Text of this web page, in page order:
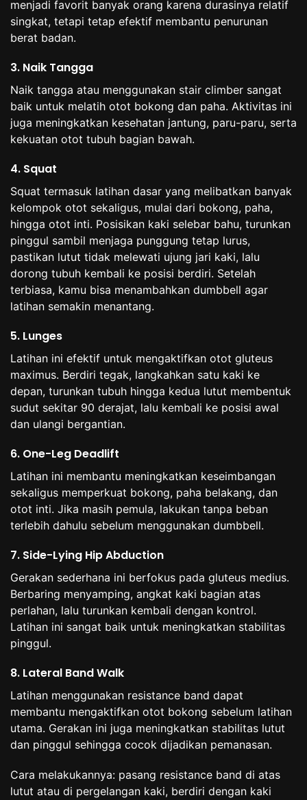
menjadi favorit banyak orang karena durasinya relatif
singkat, tetapi tetap efektif membantu penurunan
berat badan.
3. Naik Tangga
Naik tangga atau menggunakan stair climber sangat
baik untuk melatih otot bokong dan paha. Aktivitas ini
juga meningkatkan kesehatan jantung, paru-paru, serta
kekuatan otot tubuh bagian bawah.
4. Squat
Squat termasuk latihan dasar yang melibatkan banyak
kelompok otot sekaligus, mulai dari bokong, paha,
hingga otot inti. Posisikan kaki selebar bahu, turunkan
pinggul sambil menjaga punggung tetap lurus,
pastikan lutut tidak melewati ujung jari kaki, lalu
dorong tubuh kembali ke posisi berdiri. Setelah
terbiasa, kamu bisa menambahkan dumbbell agar
latihan semakin menantang.
5. Lunges
Latihan ini efektif untuk mengaktifkan otot gluteus
maximus. Berdiri tegak, langkahkan satu kaki ke
depan, turunkan tubuh hingga kedua lutut membentuk
sudut sekitar 90 derajat, lalu kembali ke posisi awal
dan ulangi bergantian.
6. One-Leg Deadlift
Latihan ini membantu meningkatkan keseimbangan
sekaligus memperkuat bokong, paha belakang, dan
otot inti. Jika masih pemula, lakukan tanpa beban
terlebih dahulu sebelum menggunakan dumbbell.
7. Side-Lying Hip Abduction
Gerakan sederhana ini berfokus pada gluteus medius.
Berbaring menyamping, angkat kaki bagian atas
perlahan, lalu turunkan kembali dengan kontrol.
Latihan ini sangat baik untuk meningkatkan stabilitas
pinggul.
8. Lateral Band Walk
Latihan menggunakan resistance band dapat
membantu mengaktifkan otot bokong sebelum latihan
utama. Gerakan ini juga meningkatkan stabilitas lutut
dan pinggul sehingga cocok dijadikan pemanasan.
Cara melakukannya: pasang resistance band di atas
lutut atau di pergelangan kaki, berdiri dengan kaki